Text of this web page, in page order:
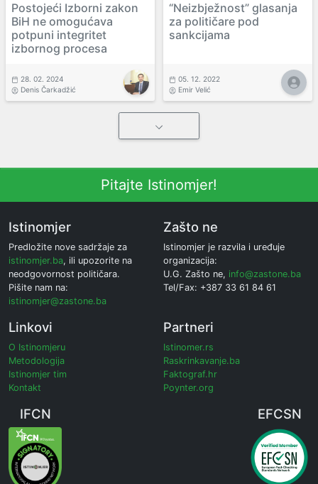
Postojeći Izborni zakon
BiH ne omogućava
potpuni integritet
izbornog procesa
28. 02. 2024
Denis Čarkadžić
“Neizbježnost” glasanja
za političare pod
sankcijama
05. 12. 2022
Emir Velić
Pitajte Istinomjer!
Istinomjer
Predložite nove sadržaje za
istinomjer.ba, ili upozorite na
neodgovornost političara.
Pišite nam na:
istinomjer@zastone.ba
Zašto ne
Istinomjer je razvila i uređuje
organizacija:
U.G. Zašto ne, info@zastone.ba
Tel/Fax: +387 33 61 84 61
Linkovi
O Istinomjeru
Metodologija
Istinomjer tim
Kontakt
Partneri
Istinomer.rs
Raskrinkavanje.ba
Faktograf.hr
Poynter.org
IFCN EFCSN